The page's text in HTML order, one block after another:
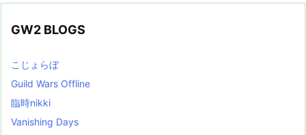
GW2 BLOGS
こじょらぼ
Guild Wars Offline
臨時nikki
Vanishing Days